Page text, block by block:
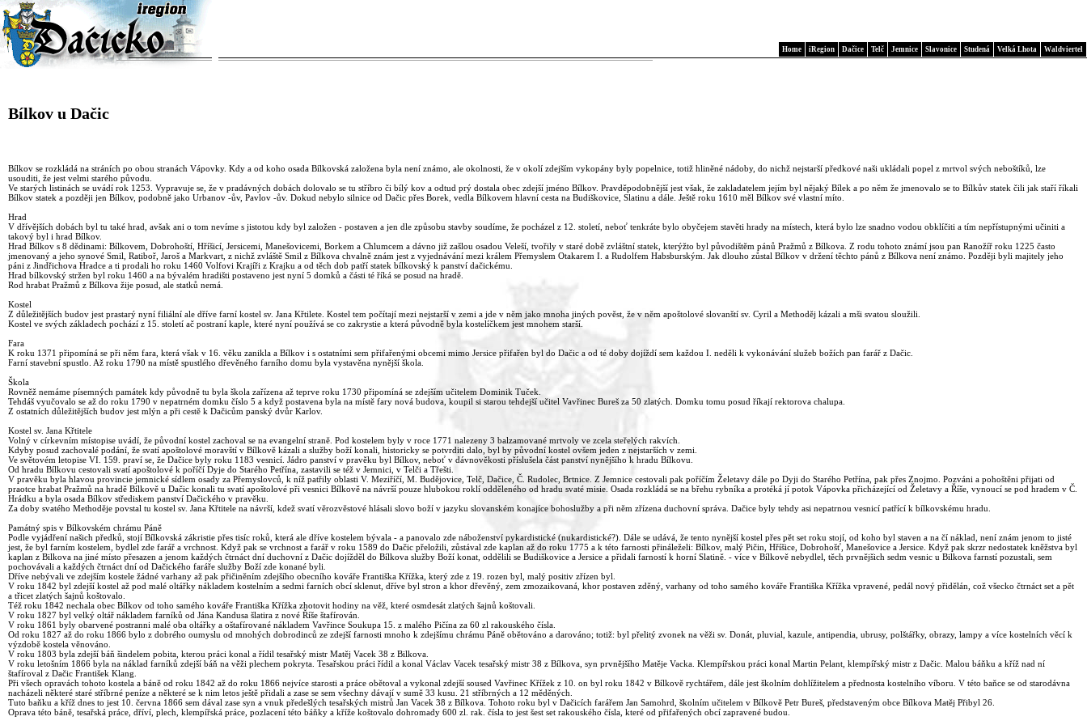
Home iRegion Dačice Telč Jemnice Slavonice Studená Velká Lhota Waldviertel
Bílkov u Dačic
Bílkov se rozkládá na stráních po obou stranách Vápovky. Kdy a od koho osada Bílkovská založena byla není známo, ale okolnosti, že v okolí zdejším vykopány byly popelnice, totiž hliněné nádoby, do nichž nejstarší předkové naši ukládali popel z mrtvol svých neboštíků, lze
usouditi, že jest velmi starého původu.
Ve starých listinách se uvádí rok 1253. Vypravuje se, že v pradávných dobách dolovalo se tu stříbro či bílý kov a odtud prý dostala obec zdejší jméno Bílkov. Pravděpodobnější jest však, že zakladatelem jejím byl nějaký Bílek a po něm že jmenovalo se to Bílkův statek čili jak staří říkali
Bílkov statek a později jen Bílkov, podobně jako Urbanov -ův, Pavlov -ův. Dokud nebylo silnice od Dačic přes Borek, vedla Bílkovem hlavní cesta na Budiškovice, Slatinu a dále. Ještě roku 1610 měl Bílkov své vlastní míto.
Hrad
V dřívějších dobách byl tu také hrad, avšak ani o tom nevíme s jistotou kdy byl založen - postaven a jen dle způsobu stavby soudíme, že pocházel z 12. století, neboť tenkráte bylo obyčejem stavěti hrady na místech, která bylo lze snadno vodou obklíčiti a tím nepřístupnými učiniti a
takový byl i hrad Bílkov.
Hrad Bílkov s 8 dědinami: Bílkovem, Dobrohoští, Hříšicí, Jersicemi, Manešovicemi, Borkem a Chlumcem a dávno již zašlou osadou Veleší, tvořily v staré době zvláštní statek, kterýžto byl původištěm pánů Pražmů z Bílkova. Z rodu tohoto známí jsou pan Ranožíř roku 1225 často
jmenovaný a jeho synové Smil, Ratiboř, Jaroš a Markvart, z nichž zvláště Smil z Bílkova chvalně znám jest z vyjednávání mezi králem Přemyslem Otakarem I. a Rudolfem Habsburským. Jak dlouho zůstal Bílkov v držení těchto pánů z Bílkova není známo. Později byli majitely jeho
páni z Jindřichova Hradce a ti prodali ho roku 1460 Volfovi Krajíři z Krajku a od těch dob patří statek bílkovský k panství dačickému.
Hrad bílkovský stržen byl roku 1460 a na bývalém hradišti postaveno jest nyní 5 domků a části té říká se posud na hradě.
Rod hrabat Pražmů z Bílkova žije posud, ale statků nemá.
Kostel
Z důležitějších budov jest prastarý nyní filiální ale dříve farní kostel sv. Jana Křtilete. Kostel tem počítají mezi nejstarší v zemi a jde v něm jako mnoha jiných pověst, že v něm apoštolové slovanští sv. Cyril a Methoděj kázali a mši svatou sloužili.
Kostel ve svých základech pochází z 15. století ač postraní kaple, které nyní používá se co zakrystie a která původně byla kostelíčkem jest mnohem starší.
Fara
K roku 1371 připomíná se při něm fara, která však v 16. věku zanikla a Bílkov i s ostatními sem přifařenými obcemi mimo Jersice přifařen byl do Dačic a od té doby dojíždí sem každou I. neděli k vykonávání služeb božích pan farář z Dačic.
Farní stavební spustlo. Až roku 1790 na místě spustlého dřevěného farního domu byla vystavěna nynější škola.
Škola
Rovněž nemáme písemných památek kdy původně tu byla škola zařízena až teprve roku 1730 připomíná se zdejším učitelem Dominik Tuček.
Tehdáš vyučovalo se až do roku 1790 v nepatrném domku číslo 5 a když postavena byla na místě fary nová budova, koupil si starou tehdejší učitel Vavřinec Bureš za 50 zlatých. Domku tomu posud říkají rektorova chalupa.
Z ostatních důležitějších budov jest mlýn a při cestě k Dačicům panský dvůr Karlov.
Kostel sv. Jana Křtitele
Volný v církevním místopise uvádí, že původní kostel zachoval se na evangelní straně. Pod kostelem byly v roce 1771 nalezeny 3 balzamované mrtvoly ve zcela steřelých rakvích.
Kdyby posud zachovalé podání, že svatí apoštolové moravští v Bílkově kázali a služby boží konali, historicky se potvrditi dalo, byl by původní kostel ovšem jeden z nejstarších v zemi.
Ve světovém letopise VI. 159. praví se, že Dačice byly roku 1183 vesnicí. Jádro panství v pravěku byl Bílkov, neboť v dávnověkosti příslušela část panství nynějšího k hradu Bílkovu.
Od hradu Bílkovu cestovali svatí apoštolové k poříčí Dyje do Starého Petřína, zastavili se též v Jemnici, v Telči a Třešti.
V pravěku byla hlavou provincie jemnické sídlem osady za Přemyslovců, k níž patřily oblasti V. Meziříčí, M. Budějovice, Telč, Dačice, Č. Rudolec, Brtnice. Z Jemnice cestovali pak poříčím Želetavy dále po Dyji do Starého Petřína, pak přes Znojmo. Pozváni a pohoštěni přijati od
praotce hrabat Pražmů na hradě Bílkově u Dačic konali tu svatí apoštolové při vesnici Bílkově na návrší pouze hlubokou roklí odděleného od hradu svaté misie. Osada rozkládá se na břehu rybníka a protéká jí potok Vápovka přicházející od Želetavy a Říše, vynoucí se pod hradem v Č.
Hrádku a byla osada Bílkov střediskem panství Dačického v pravěku.
Za doby svatého Methoděje povstal tu kostel sv. Jana Křtitele na návrší, kdež svatí věrozvěstové hlásali slovo boží v jazyku slovanském konajíce bohoslužby a při něm zřízena duchovní správa. Dačice byly tehdy asi nepatrnou vesnicí patřící k bílkovskému hradu.
Památný spis v Bílkovském chrámu Páně
Podle vyjádření našich předků, stojí Bílkovská zákristie přes tisíc roků, která ale dříve kostelem bývala - a panovalo zde náboženství pykardistické (nukardistické?). Dále se udává, že tento nynější kostel přes pět set roku stojí, od koho byl staven a na čí náklad, není znám jenom to jisté
jest, že byl farním kostelem, bydlel zde farář a vrchnost. Když pak se vrchnost a farář v roku 1589 do Dačic přeložili, zůstával zde kaplan až do roku 1775 a k této farnosti přináleželi: Bílkov, malý Pičin, Hříšice, Dobrohošť, Manešovice a Jersice. Když pak skrzr nedostatek kněžstva byl
kaplan z Bilkova na jiné místo přesazen a jenom každých čtrnáct dní duchovní z Dačic dojížděl do Bílkova služby Boží konat, oddělili se Budiškovice a Jersice a přidali farností k horní Slatině. - více v Bílkově nebydlel, těch prvnějšich sedm vesnic u Bilkova farnstí pozustali, sem
pochovávali a každých čtrnáct dní od Dačického faráře služby Boží zde konané byli.
Dříve nebývali ve zdejším kostele žádné varhany až pak přičiněním zdejšího obecního kováře Františka Křížka, který zde z 19. rozen byl, malý positiv zřízen byl.
V roku 1842 byl zdejší kostel až pod malé oltářky nákladem kostelním a sedmi farních obcí sklenut, dříve byl stron a khor dřevěný, zem zmozaikovaná, khor postaven zděný, varhany od toho samého kováře Františka Křížka vpravené, pedál nový přidělán, což všecko čtrnáct set a pět
a třicet zlatých šajnů koštovalo.
Též roku 1842 nechala obec Bílkov od toho samého kováře Františka Křížka zhotovit hodiny na věž, které osmdesát zlatých šajnů koštovali.
V roku 1827 byl velký oltář nákladem farníků od Jána Kandusa šlatira z nové Říše štafírován.
V roku 1861 byly obarvené postranni malé oba oltářky a oštafírované nákladem Vavřince Soukupa 15. z malého Pičína za 60 zl rakouského čísla.
Od roku 1827 až do roku 1866 bylo z dobrého oumyslu od mnohých dobrodinců ze zdejší farnosti mnoho k zdejšímu chrámu Páně obětováno a darováno; totiž: byl přelitý zvonek na věži sv. Donát, pluvial, kazule, antipendia, ubrusy, polštářky, obrazy, lampy a více kostelních věcí k
výzdobě kostela věnováno.
V roku 1803 byla zdejší báň šindelem pobita, kterou práci konal a řídil tesařský mistr Matěj Vacek 38 z Bilkova.
V roku letošním 1866 byla na náklad farníků zdejší báň na věži plechem pokryta. Tesařskou práci řídil a konal Václav Vacek tesařský mistr 38 z Bílkova, syn prvnějšího Matěje Vacka. Klempířskou práci konal Martin Pelant, klempířský mistr z Dačic. Malou báňku a kříž nad ní
štafíroval z Dačic František Klang.
Při všech opravách tohoto kostela a báně od roku 1842 až do roku 1866 nejvíce starosti a práce obětoval a vykonal zdejší soused Vavřinec Křížek z 10. on byl roku 1842 v Bílkově rychtářem, dále jest školním dohlížitelem a přednosta kostelního víboru. V této baňce se od starodávna
nacházeli některé staré stříbrné peníze a některé se k nim letos ještě přidali a zase se sem všechny dávají v sumě 33 kusu. 21 stříbrných a 12 měděných.
Tuto baňku a kříž dnes to jest 10. června 1866 sem dával zase syn a vnuk předešlých tesařských mistrů Jan Vacek 38 z Bílkova. Tohoto roku byl v Dačicích farářem Jan Samohrd, školním učitelem v Bílkově Petr Bureš, představeným obce Bílkova Matěj Přibyl 26.
Oprava této báně, tesařská práce, dříví, plech, klempířská práce, pozlacení této báňky a kříže koštovalo dohromady 600 zl. rak. čísla to jest šest set rakouského čísla, které od přifařených obcí zapravené budou.